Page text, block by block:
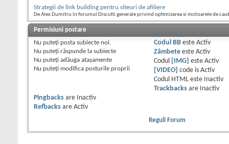
Strategii de link building pentru siteuri de afiliere
De Alex Dumitru în forumul Discutii generale privind optimizarea si motoarele de
Permisiuni postare
Nu puteţi posta subiecte noi.
Nu puteţi răspunde la subiecte
Nu puteţi adăuga ataşamente
Nu puteţi modifica posturile proprii
Codul BBeste Activ
Zâmbeteeste Activ
Codul
[IMG] este Activ
[VIDEO]
code is Activ
Codul HTML este
Inactiv
Trackbacksare
Inactiv
Pingbacks are
Inactiv
Refbacks are Activ
Reguli Forum